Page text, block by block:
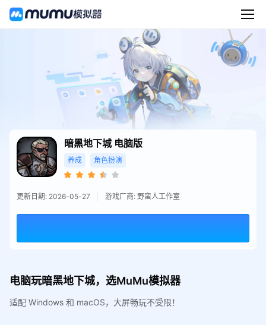
暗黑地下城 电脑版
养成 角色扮演
更新日期: 2026-05-27 游戏厂商: 野蛮人工作室
电脑玩暗黑地下城，选MuMu模拟器
适配 Windows 和 macOS，大屏畅玩不受限！